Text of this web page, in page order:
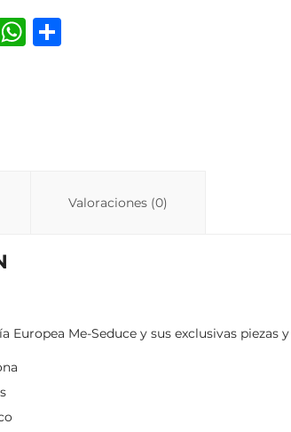
W
r
Valoraciones (0)
Me-Seduce y sus exclusivas piezas